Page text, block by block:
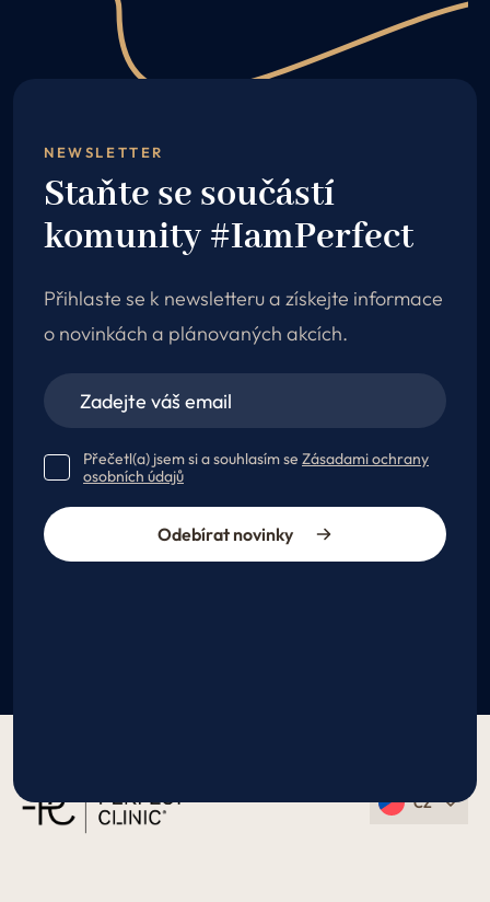
NEWSLETTER
Staňte se součástí
komunity #IamPerfect
Přihlaste se k newsletteru a získejte informace
o novinkách a plánovaných akcích.
Přečetl(a) jsem si a souhlasím se Zásadami ochrany
osobních údajů
Odebírat novinky
CZ